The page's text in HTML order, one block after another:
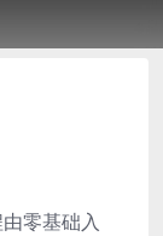
零基础入